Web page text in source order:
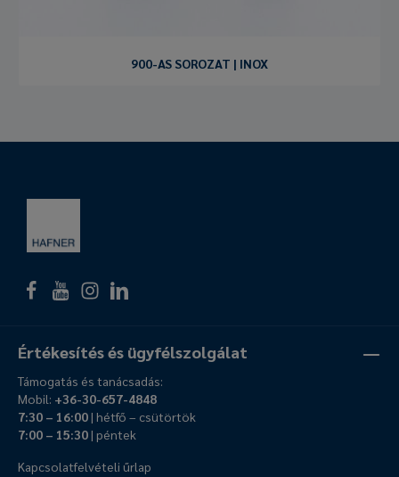
900-AS SOROZAT | INOX
Értékesítés és ügyfélszolgálat
Támogatás és tanácsadás:
Mobil: +36-30-657-4848
7:30 – 16:00| hétfő – csütörtök
7:00 – 15:30| péntek
Kapcsolatfelvételi űrlap